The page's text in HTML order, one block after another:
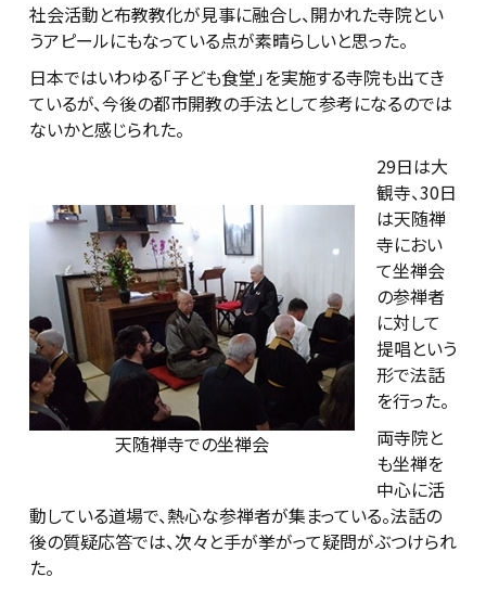
社会活動と布教教化が見事に融合し、開かれた寺院とい
うアピールにもなっている点が素晴らしいと思った。
日本ではいわゆる「子ども食堂」を実施する寺院も出てき
ているが、今後の都市開教の手法として参考になるのでは
ないかと感じられた。
天随禅寺での坐禅会
29日は大
観寺、30日
は天随禅
寺におい
て坐禅会
の参禅者
に対して
提唱という
形で法話
を行った。
両寺院と
も坐禅を
中心に活
動している道場で、熱心な参禅者が集まっている。法話の
後の質疑応答では、次々と手が挙がって疑問がぶつけられ
た。